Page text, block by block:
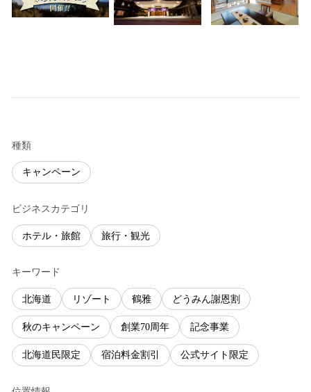
種類
キャンペーン
ビジネスカテゴリ
ホテル・旅館 旅行・観光
キーワード
北海道 リゾート 鶴雅 どうみん謝恩割
秋のキャンペーン 創業70周年 記念事業
北海道民限定 宿泊料金割引 公式サイト限定